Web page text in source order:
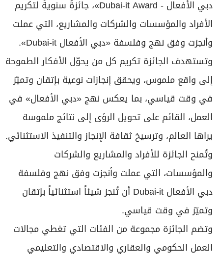
دبي الأفعال - Dubai-it Award»، جائزةً سنويةً لتكريم
الأفراد والمؤسسات والشركات والمشاريع، التي عملت
وأنجزت وفق نهج وفلسفة «دبي الأفعال Dubai-it».
وتستهدف الجائزة تكريم كل من يحوّل الأفكار الطموحة
إلى واقع ملموس، ويحقق إنجازات نوعية بإتقان وتميّز
في وقت قياسي، بما يعكس نهج «دبي الأفعال» في
العمل، القائم على تحويل الرؤى إلى نتائج ملموسة
يراها العالم، وترسيخ ثقافة الإنجاز والتنفيذ الاستثنائي.
وتُمنح الجائزة للأفراد والمشاريع والشركات
والمؤسسات، التي عملت وأنجزت وفق نهج وفلسفة
دبي الأفعال Dubai-it أن تُنجز شيئاً استثنائياً بإتقان
وتميّز في وقت قياسي.
وتضم الجائزة مجموعة من الفئات التي تغطي مجالات
العمل الحكومي والعقاري والاقتصادي والتعليمي